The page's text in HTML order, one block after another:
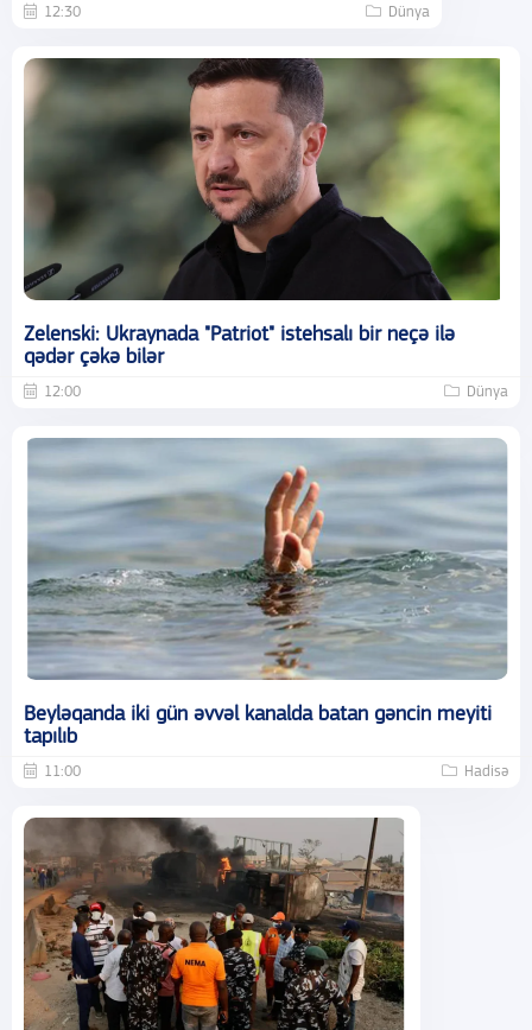
12:30 Dünya
Zelenski: Ukraynada "Patriot" istehsalı bir neçə ilə
qədər çəkə bilər
12:00 Dünya
Beyləqanda iki gün əvvəl kanalda batan gəncin meyiti
tapılıb
11:00 Hadisə